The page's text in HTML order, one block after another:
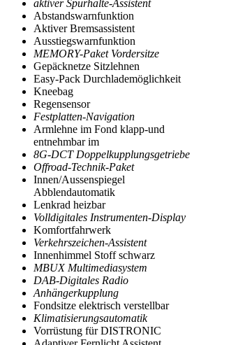
aktiver Spurhalte-Assistent
Abstandswarnfunktion
Aktiver Bremsassistent
Ausstiegswarnfunktion
MEMORY-Paket Vordersitze
Gepäcknetze Sitzlehnen
Easy-Pack Durchlademöglichkeit
Kneebag
Regensensor
Festplatten-Navigation
Armlehne im Fond klapp-und
entnehmbar im
8G-DCT Doppelkupplungsgetriebe
Offroad-Technik-Paket
Innen/Aussenspiegel
Abblendautomatik
Lenkrad heizbar
Volldigitales Instrumenten-Display
Komfortfahrwerk
Verkehrszeichen-Assistent
Innenhimmel Stoff schwarz
MBUX Multimediasystem
DAB-Digitales Radio
Anhängerkupplung
Fondsitze elektrisch verstellbar
Klimatisierungsautomatik
Vorrüstung für DISTRONIC